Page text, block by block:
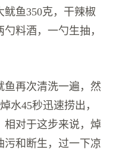
鱿鱼350克，干辣椒
料酒，一勺生抽，
鱼再次清洗一遍，然
水45秒迅速捞出，
相对于这步来说，焯
污和断生，过一下凉